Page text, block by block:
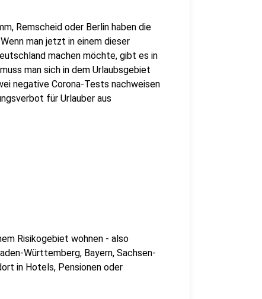
Remscheid oder Berlin haben die
man jetzt in einem dieser
machen möchte, gibt es in
man sich in dem Urlaubsgebiet
negative Corona-Tests nachweisen
für Urlauber aus
Risikogebiet wohnen - also
Württemberg, Bayern, Sachsen-
in Hotels, Pensionen oder